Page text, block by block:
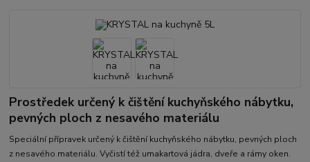
Prostředek určený k čištění kuchyňského nábytku,
pevných ploch z nesavého materiálu
Speciální přípravek určený k čištění kuchyňského nábytku, pevných ploch
z nesavého materiálu. Vyčistí též umakartová jádra, dveře a rámy oken.